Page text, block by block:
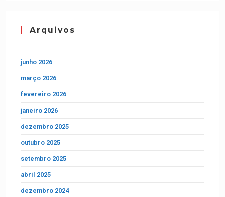
Arquivos
junho 2026
março 2026
fevereiro 2026
janeiro 2026
dezembro 2025
outubro 2025
setembro 2025
abril 2025
dezembro 2024